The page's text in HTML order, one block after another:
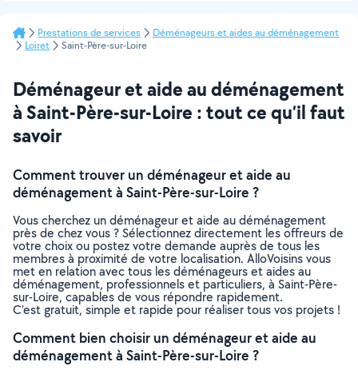
Prestations de services
Déménageurs et aides au déménagement
Loiret
Saint-Père-sur-Loire
Déménageur et aide au déménagement
à Saint-Père-sur-Loire : tout ce qu’il faut
savoir
Comment trouver un déménageur et aide au
déménagement à Saint-Père-sur-Loire ?
Vous cherchez un déménageur et aide au déménagement
près de chez vous ? Sélectionnez directement les offreurs de
votre choix ou postez votre demande auprès de tous les
membres à proximité de votre localisation. AlloVoisins vous
met en relation avec tous les déménageurs et aides au
déménagement, professionnels et particuliers, à Saint-Père-
sur-Loire, capables de vous répondre rapidement.
C’est gratuit, simple et rapide pour réaliser tous vos projets !
Comment bien choisir un déménageur et aide au
déménagement à Saint-Père-sur-Loire ?